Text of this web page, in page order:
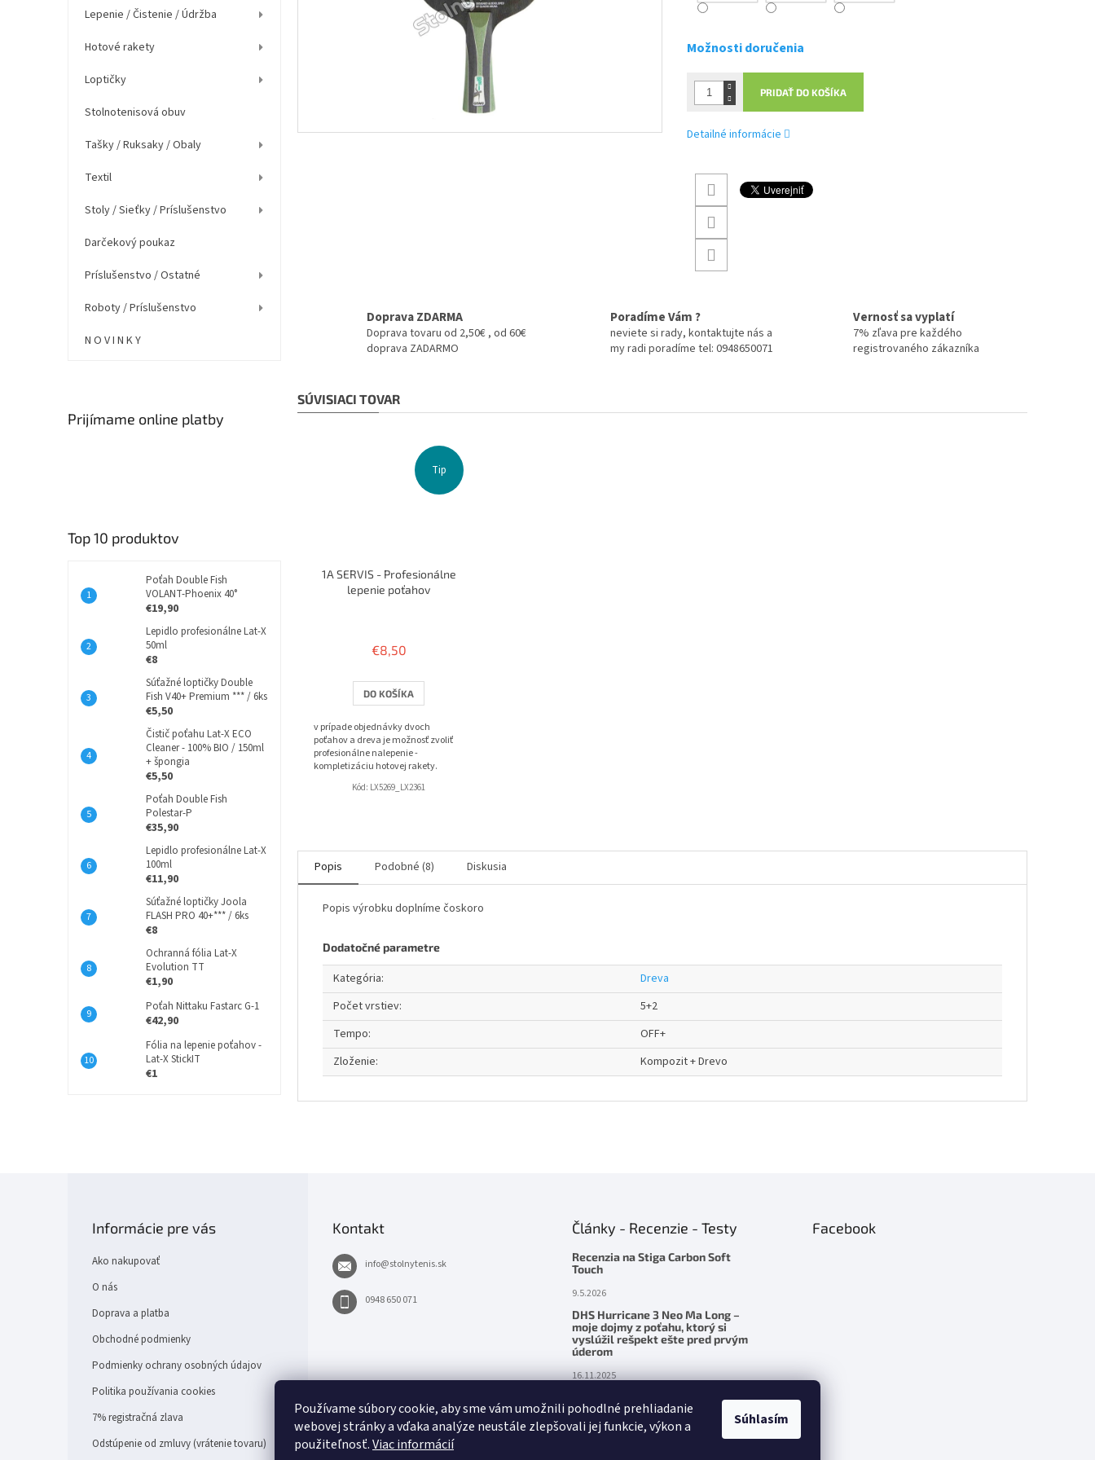
Používame súbory cookie, aby sme vám umožnili pohodlné prehliadanie
webovej stránky a vďaka analýze neustále zlepšovali jej funkcie, výkon a
použiteľnosť.Viac informácií
Súhlasím
Lepenie / Čistenie / Údržba
Hotové rakety
Loptičky
Stolnotenisová obuv
Tašky / Ruksaky / Obaly
Textil
Stoly / Sieťky / Príslušenstvo
Darčekový poukaz
Príslušenstvo / Ostatné
Roboty / Príslušenstvo
N O V I N K Y
Prijímame online platby
Top 10 produktov
Poťah Double Fish
VOLANT-Phoenix 40°
€19,90
Lepidlo profesionálne Lat-X
50ml
€8
Súťažné loptičky Double
Fish V40+ Premium *** / 6ks
€5,50
Čistič poťahu Lat-X ECO
Cleaner - 100% BIO / 150ml
+ špongia
€5,50
Poťah Double Fish
Polestar-P
€35,90
Lepidlo profesionálne Lat-X
100ml
€11,90
Súťažné loptičky Joola
FLASH PRO 40+*** / 6ks
€8
Ochranná fólia Lat-X
Evolution TT
€1,90
Poťah Nittaku Fastarc G-1
€42,90
Fólia na lepenie poťahov -
Lat-X StickIT
€1
Možnosti doručenia
PRIDAŤ DO KOŠÍKA
Detailné informácie
Doprava ZDARMA
Doprava tovaru od 2,50€ , od 60€
doprava ZADARMO
Poradíme Vám ?
neviete si rady, kontaktujte nás a
my radi poradíme tel: 0948650071
Vernosť sa vyplatí
7% zľava pre každého
registrovaného zákazníka
SÚVISIACI TOVAR
Tip
1A SERVIS - Profesionálne
lepenie poťahov
produktu
je
z
5
hviezdičiek.
€8,50
DO KOŠÍKA
v prípade objednávky dvoch
poťahov a dreva je možnosť zvoliť
profesionálne nalepenie -
kompletizáciu hotovej rakety.
Kód: LX5269_LX2361
Popis Podobné (8) Diskusia
Popis výrobku doplníme čoskoro
Dodatočné parametre
Kategória:
Dreva
Počet vrstiev:
5+2
Tempo:
OFF+
Zloženie: Kompozit + Drevo
Informácie pre vás
Ako nakupovať
O nás
Doprava a platba
Obchodné podmienky
Podmienky ochrany osobných údajov
Politika používania cookies
7% registračná zlava
Odstúpenie od zmluvy (vrátenie tovaru)
Kontakt
info@stolnytenis.sk
0948 650 071
Články - Recenzie - Testy
Recenzia na Stiga Carbon Soft
Touch
9.5.2026
DHS Hurricane 3 Neo Ma Long –
moje dojmy z poťahu, ktorý si
vyslúžil rešpekt ešte pred prvým
úderom
16.11.2025
Palatinus Handmade ZENITH ZC 5.7
– precítená sila v ruke
24.5.2025
Facebook